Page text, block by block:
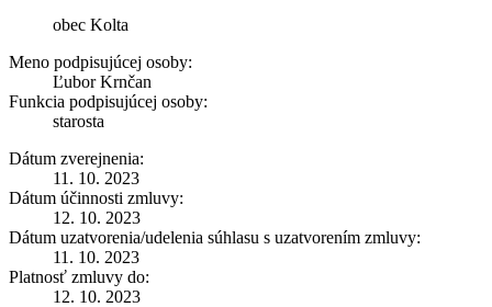
obec Kolta
Meno podpisujúcej osoby:
Ľubor Krnčan
Funkcia podpisujúcej osoby:
starosta
Dátum zverejnenia:
11. 10. 2023
Dátum účinnosti zmluvy:
12. 10. 2023
Dátum uzatvorenia/udelenia súhlasu s uzatvorením zmluvy:
11. 10. 2023
Platnosť zmluvy do:
12. 10. 2023